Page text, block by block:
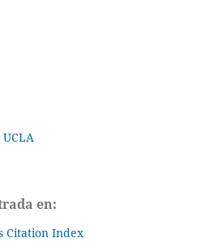
en:
Citation Index